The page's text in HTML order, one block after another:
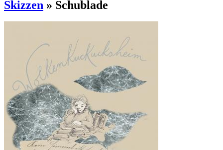
Skizzen » Schublade